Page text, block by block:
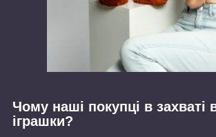
Чому наші покупці в захваті
іграшки?